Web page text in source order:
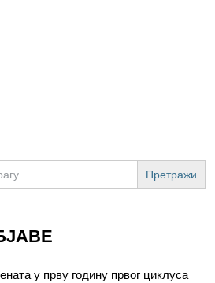
у прву годину првог циклуса